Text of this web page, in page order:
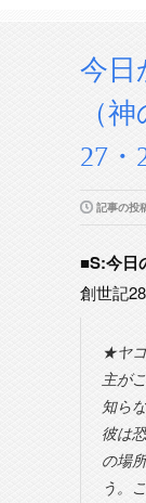
今日
（
27・
記事の投
■S:今日
創世記
★ヤ
主が
知ら
彼は
の場
う。